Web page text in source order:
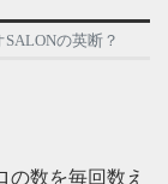
SALONの英断？
の数を毎回数え